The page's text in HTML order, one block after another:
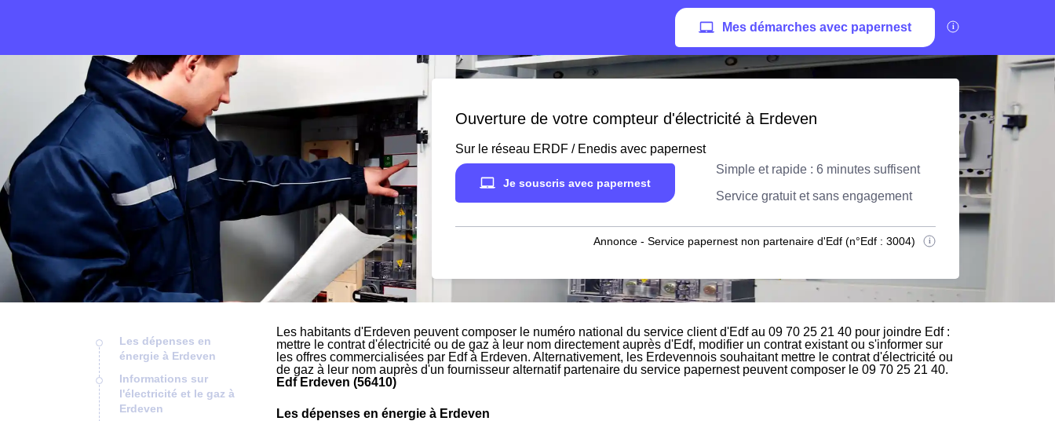
Mes démarches avec papernest
Ouverture de votre compteur d'électricité à Erdeven
Sur le réseau ERDF / Enedis avec papernest
Je souscris avec papernest
Simple et rapide : 6 minutes suffisent
Service gratuit et sans engagement
Annonce - Service papernest non partenaire d'Edf (n°Edf : 3004)
Les dépenses en
énergie à Erdeven
Informations sur
l'électricité et le gaz à
Erdeven
Les habitants d'Erdeven peuvent composer le numéro national du service client d'Edf au 09 70 25 21 40 pour joindre Edf :
mettre le contrat d'électricité ou de gaz à leur nom directement auprès d'Edf, modifier un contrat existant ou s'informer sur
les offres commercialisées par Edf à Erdeven. Alternativement, les Erdevennois souhaitant mettre le contrat d'électricité ou
de gaz à leur nom auprès d'un fournisseur alternatif partenaire du service papernest peuvent composer le 09 70 25 21 40.
Edf Erdeven (56410)
Les dépenses en énergie à Erdeven